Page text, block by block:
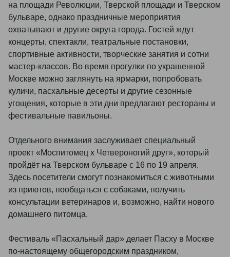
на площади Революции, Тверской площади и Тверском
бульваре, однако праздничные мероприятия
охватывают и другие округа города. Гостей ждут
концерты, спектакли, театральные постановки,
спортивные активности, творческие занятия и сотни
мастер-классов. Во время прогулки по украшенной
Москве можно заглянуть на ярмарки, попробовать
куличи, пасхальные десерты и другие сезонные
угощения, которые в эти дни предлагают рестораны и
фестивальные павильоны.
Отдельного внимания заслуживает специальный
проект «Моспитомец х Четвероногий друг», который
пройдёт на Тверском бульваре с 16 по 19 апреля.
Здесь посетители смогут познакомиться с животными
из приютов, пообщаться с собаками, получить
консультации ветеринаров и, возможно, найти нового
домашнего питомца.
Фестиваль «Пасхальный дар» делает Пасху в Москве
по-настоящему общегородским праздником,